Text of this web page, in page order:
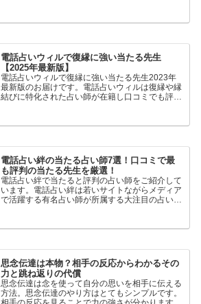
います。
電話占いウィルで復縁に強い当たる先生
【2025年最新版】
電話占いウィルで復縁に強い当たる先生2023年
最新版のお届けです。電話占いウィルは復縁や縁
結びに特化された占い師が在籍し口コミでも評
イスを頂けます。
電話占い絆の当たる占い師7選！口コミで最
も評判の当たる先生を厳選！
電話占い絆で当たると評判の占い師をご紹介して
います。電話占い絆は若いサイトながらメディア
で活躍する有名占い師が所属する大注目の占いサ
定もできますよ！
思念伝達は本物？相手の反応からわかるその
力と跳ね返りの代償
思念伝達は念を使って自分の思いを相手に伝える
方法。思念伝達のやり方はとてもシンプルです。